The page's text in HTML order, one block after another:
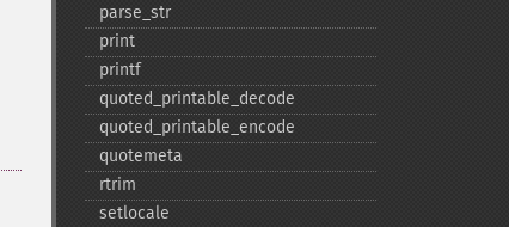
parse_​str
print
printf
quoted_​printable_​decode
quoted_​printable_​encode
quotemeta
rtrim
setlocale